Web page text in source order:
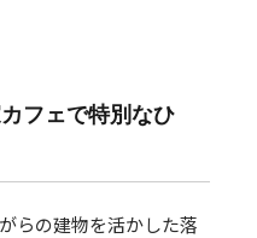
フェで特別なひ
らの建物を活かした落